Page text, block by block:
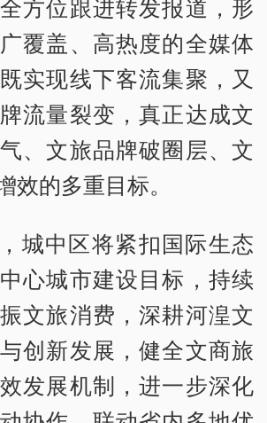
方位跟进转发报道，形
覆盖、高热度的全媒体
实现线下客流集聚，又
流量裂变，真正达成文
、文旅品牌破圈层、文
效的多重目标。
城中区将紧扣国际生态
心城市建设目标，持续
文旅消费，深耕河湟文
创新发展，健全文商旅
发展机制，进一步深化